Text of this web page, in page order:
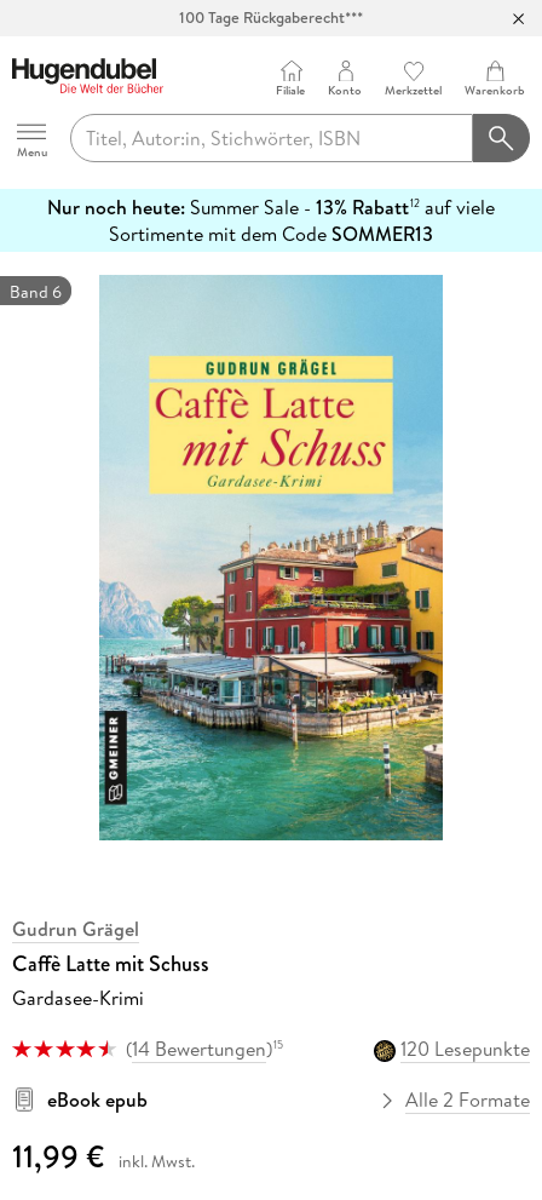
Hugendubel
Menu
Filiale Konto Merkzettel Warenkorb
Nur noch heute: Summer Sale - 13% Rabatt12 auf viele
Sortimente mit dem CodeSOMMER13
erfahren
Band 6
Gudrun Grägel
Caffè Latte mit Schuss
Gardasee-Krimi
(14 Bewertungen)15
120 Lesepunkte
eBook epub
Alle 2 Formate
11,99 € inkl. Mwst.